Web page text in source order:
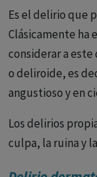
deterioro de la
-Psicosis
delirio
fabulación sobre
esquizofrenia.
Es el delirio que
Clásicamente ha
considerar a
o deliroide, es
angustioso y en
Los delirios
culpa, la ruina y
Para Kurt